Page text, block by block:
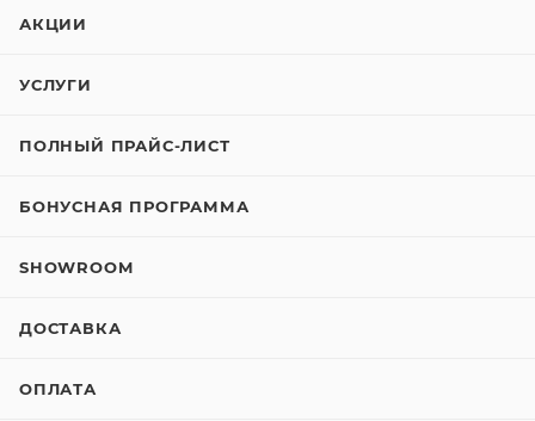
АКЦИИ
УСЛУГИ
ПОЛНЫЙ ПРАЙС-ЛИСТ
БОНУСНАЯ ПРОГРАММА
SHOWROOM
ДОСТАВКА
ОПЛАТА